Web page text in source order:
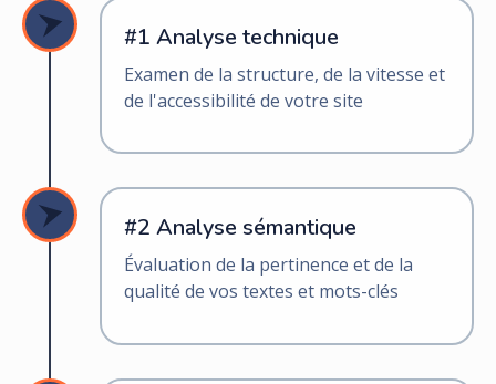
#1 Analyse technique
Examen de la structure, de la vitesse et
de l'accessibilité de votre site
#2 Analyse sémantique
Évaluation de la pertinence et de la
qualité de vos textes et mots-clés